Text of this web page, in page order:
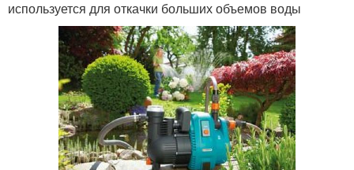
используется для откачки больших объемов воды